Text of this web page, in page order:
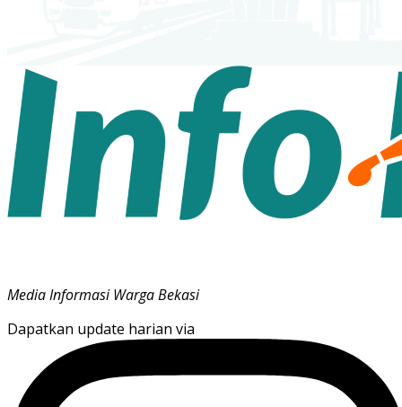
Media Informasi Warga Bekasi
Dapatkan update harian via